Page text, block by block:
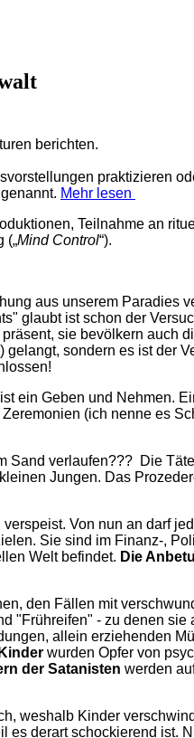
berichten.
praktizieren
Mehr lesen
Teilnahme an
(„Mind Control“).
aus unserem Paradies
glaubt ist schon der
sie bevölkern auch
sondern es ist der
ein Geben und Nehmen.
(ich nenne es
Sand verlaufen??? Die
Jungen. Das
Von nun an darf
Sie sind im Finanz-,
Welt befindet. Die
den Fällen mit
"Frühreifen" - zu denen sie
allein erziehenden
wurden Opfer von
der Satanisten werden
weshalb Kinder
es derart schockierend ist.